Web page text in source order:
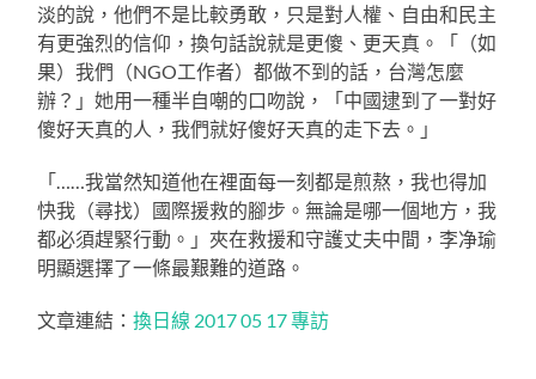
淡的說，他們不是比較勇敢，只是對人權、自由和民主
有更強烈的信仰，換句話說就是更傻、更天真。「（如
果）我們（NGO工作者）都做不到的話，台灣怎麼
辦？」她用一種半自嘲的口吻說，「中國逮到了一對好
傻好天真的人，我們就好傻好天真的走下去。」
「……我當然知道他在裡面每一刻都是煎熬，我也得加
快我（尋找）國際援救的腳步。無論是哪一個地方，我
都必須趕緊行動。」夾在救援和守護丈夫中間，李净瑜
明顯選擇了一條最艱難的道路。
文章連結：換日線 2017 05 17 專訪